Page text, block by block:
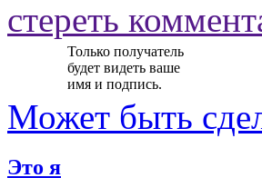
стереть
Только получатель
будет видеть ваше
имя и подпись.
Может быть
Это я